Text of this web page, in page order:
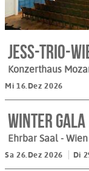
Jess-Trio-
Konzerthaus
Mi 16.Dez 2026
Winter Gala
Ehrbar Saal - Wien
Sa 26.Dez 2026 Di